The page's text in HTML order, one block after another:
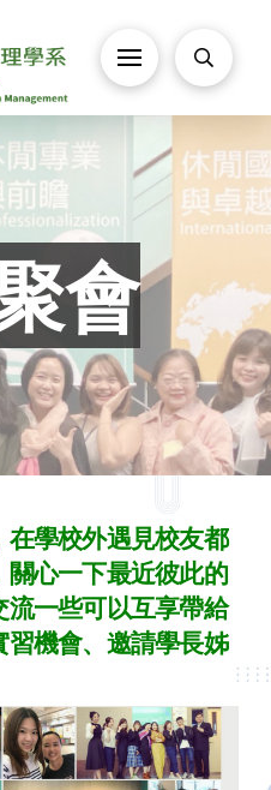
會
學校外遇見校友都
心一下最近彼此的
一些可以互享帶給
機會、邀請學長姊